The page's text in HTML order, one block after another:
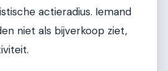
actieradius. Iemand
niet als bijverkoop ziet,